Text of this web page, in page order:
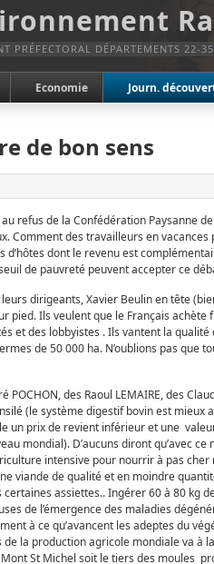
PRÉFECTORAL DÉPARTEMENTS 22-35
Economie Journ.
de bon sens
refus de la Confédération Paysanne
Comment des travailleurs en
dont le revenu est
de pauvreté peuvent accepter ce
dirigeants, Xavier Beulin en tête
pied. Ils veulent que le Français
et des lobbyistes . Ils vantent la
de 50 000 ha. N’oublions pas que
des Raoul LEMAIRE, des
(le système digestif bovin est mieux
un prix de revient inférieur et une
mondial). D’aucuns diront qu’avec
intensive pour nourrir à pas
viande de qualité et en moindre
assiettes.. Ingérer 60 à 80 kg
de l’émergence des maladies
à ce qu’avancent les adeptes du
la production agricole mondiale va à
St Michel soit le tiers des moules